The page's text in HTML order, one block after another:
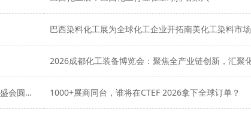
巴西染料化工展为全球化工企业开拓南美化工染料市场
观众增长10%、展商增长35%！欧洲化工与塑料行业盛会圆满收官 1000+展商同台，谁将在CTEF 2026拿下全球订单？